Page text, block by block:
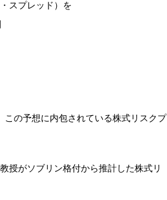
スプレッド）を
の予想に内包されている株式リスクプ
授がソブリン格付から推計した株式リ